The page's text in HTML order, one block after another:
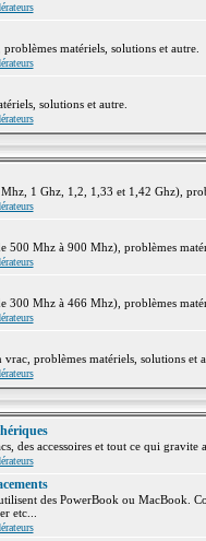
matériels, solutions et autre.
solutions et autre.
1 Ghz, 1,2, 1,33 et 1,42 Ghz),
500 Mhz à 900 Mhz), problèmes
300 Mhz à 466 Mhz), problèmes
problèmes matériels, solutions et
des accessoires et tout ce qui
des PowerBook ou MacBook.
etc...